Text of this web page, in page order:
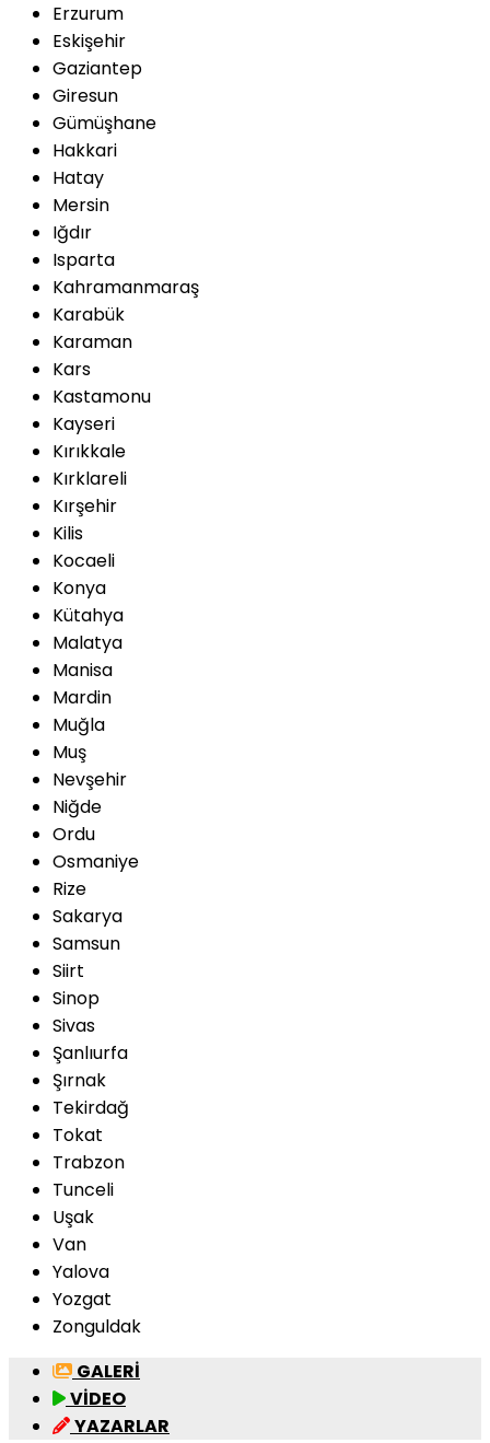
Erzurum
Eskişehir
Gaziantep
Giresun
Gümüşhane
Hakkari
Hatay
Mersin
Iğdır
Isparta
Kahramanmaraş
Karabük
Karaman
Kars
Kastamonu
Kayseri
Kırıkkale
Kırklareli
Kırşehir
Kilis
Kocaeli
Konya
Kütahya
Malatya
Manisa
Mardin
Muğla
Muş
Nevşehir
Niğde
Ordu
Osmaniye
Rize
Sakarya
Samsun
Siirt
Sinop
Sivas
Şanlıurfa
Şırnak
Tekirdağ
Tokat
Trabzon
Tunceli
Uşak
Van
Yalova
Yozgat
Zonguldak
GALERİ
VİDEO
YAZARLAR